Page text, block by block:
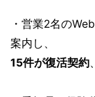
・営業2名の
案内し、
15件が復活契約、